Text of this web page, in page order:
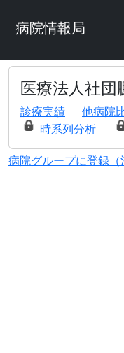
病院情報局
医療法人社
診療実績 他病院
時系列分析
病院グループに登録（